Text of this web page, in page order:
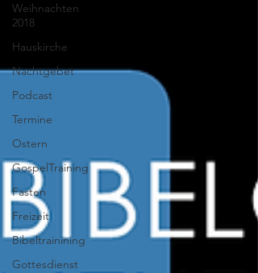
Weihnachten
2018
Hauskirche
Nachtgebet
Podcast
Termine
Ostern
GospelTraining
Fasten
Freizeit
Bibeltrainining
Gottesdienst